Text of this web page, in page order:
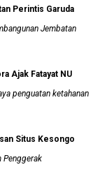
Perintis Garuda
Jembatan
Ajak Fatayat NU
penguatan ketahanan
Situs Kesongo
Penggerak